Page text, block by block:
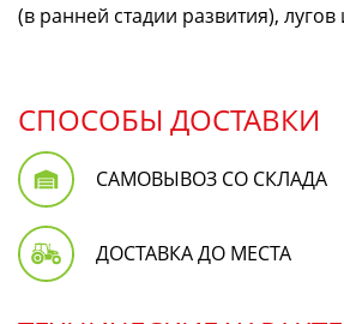
(в ранней стадии развития),
СПОСОБЫ ДОСТАВКИ
САМОВЫВОЗ СО СКЛАДА
ДОСТАВКА ДО МЕСТА